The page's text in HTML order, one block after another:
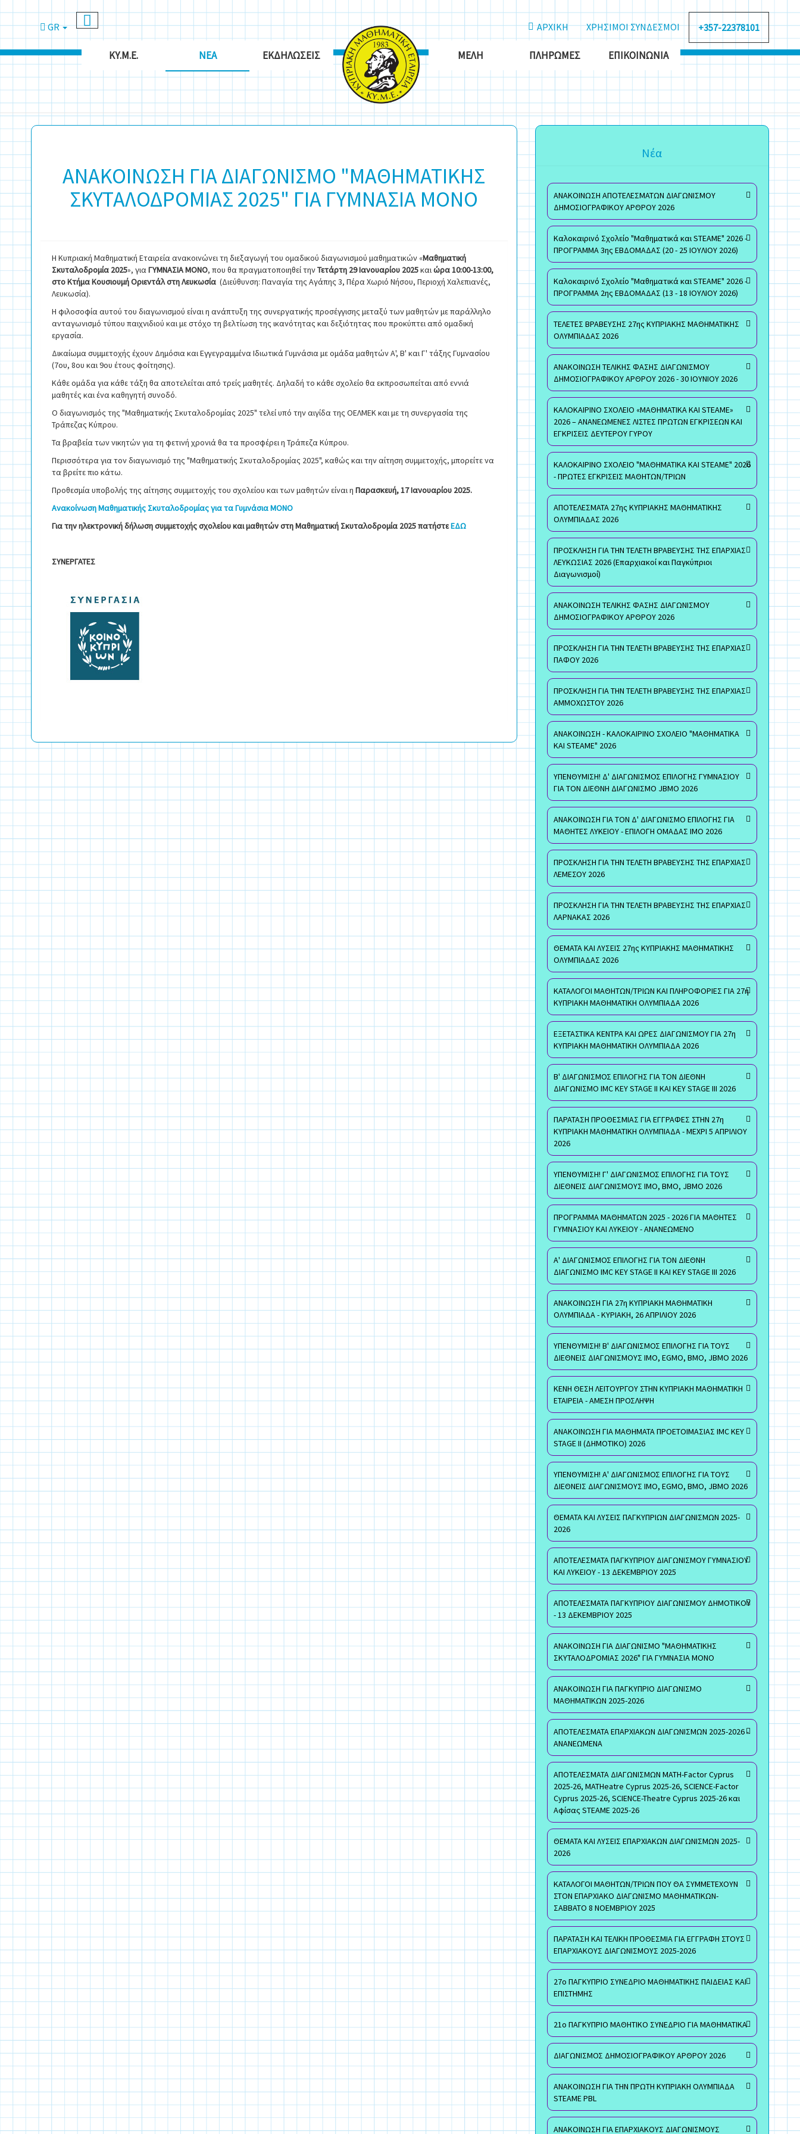
ΑΡΧΙΚΗ ΧΡΗΣΙΜΟΙ ΣΥΝΔΕΣΜΟΙ +357-22378101
GR
ΚΥ.Μ.Ε. ΝΈΑ ΕΚΔΗΛΏΣΕΙΣ ΜΈΛΗ ΠΛΗΡΩΜΈΣ ΕΠΙΚΟΙΝΩΝΊΑ
ΑΝΑΚΟΙΝΩΣΗ ΓΙΑ ΔΙΑΓΩΝΙΣΜΟ "ΜΑΘΗΜΑΤΙΚΗΣ
ΣΚΥΤΑΛΟΔΡΟΜΙΑΣ 2025" ΓΙΑ ΓΥΜΝΑΣΙΑ ΜΟΝΟ
H Κυπριακή Μαθηματική Εταιρεία ανακοινώνει τη διεξαγωγή του ομαδικού διαγωνισμού μαθηματικών «Μαθηματική
Σκυταλοδρομία 2025», για ΓΥΜΝΑΣΙΑ ΜΟΝΟ, που θα πραγματοποιηθεί τηνΤετάρτη 29 Ιανουαρίου 2025και ώρα 10:00-13:00,
στο Κτήμα Κουσιουμή Οριεντάλ στη Λευκωσία (Διεύθυνση: Παναγία της Αγάπης 3, Πέρα Χωριό Νήσου, Περιοχή Χαλεπιανές,
Λευκωσία).
Η φιλοσοφία αυτού του διαγωνισμού είναι η ανάπτυξη της συνεργατικής προσέγγισης μεταξύ των μαθητών με παράλληλο
ανταγωνισμό τύπου παιχνιδιού και με στόχο τη βελτίωση της ικανότητας και δεξιότητας που προκύπτει από ομαδική
εργασία.
Δικαίωμα συμμετοχής έχουν Δημόσια και Εγγεγραμμένα Ιδιωτικά Γυμνάσια με ομάδα μαθητών Α', Β' και Γ' τάξης Γυμνασίου
(7ου, 8ου και 9ου έτους φοίτησης).
Κάθε ομάδα για κάθε τάξη θα αποτελείται από τρείς μαθητές. Δηλαδή το κάθε σχολείο θα εκπροσωπείται από εννιά
μαθητές και ένα καθηγητή συνοδό.
Ο διαγωνισμός της "Μαθηματικής Σκυταλοδρομίας 2025" τελεί υπό την αιγίδα της ΟΕΛΜΕΚ και με τη συνεργασία της
Τράπεζας Κύπρου.
Τα βραβεία των νικητών για τη φετινή χρονιά θα τα προσφέρει η Τράπεζα Κύπρου.
Περισσότερα για τον διαγωνισμό της "Μαθηματικής Σκυταλοδρομίας 2025", καθώς και την αίτηση συμμετοχής, μπορείτε να
τα βρείτε πιο κάτω.
Προθεσμία υποβολής της αίτησης συμμετοχής του σχολείου και των μαθητών είναι η Παρασκευή, 17 Ιανουαρίου 2025.
Ανακοίνωση Μαθηματικής Σκυταλοδρομίας για τα Γυμνάσια ΜΟΝΟ
Για την ηλεκτρονική δήλωση συμμετοχής σχολείου και μαθητών στη Μαθηματική Σκυταλοδρομία 2025 πατήστεΕΔΩ
ΣΥΝΕΡΓΑΤΕΣ
Νέα
ΑΝΑΚΟΙΝΩΣΗ ΑΠΟΤΕΛΕΣΜΑΤΩΝ ΔΙΑΓΩΝΙΣΜΟΥ
ΔΗΜΟΣΙΟΓΡΑΦΙΚΟΥ ΑΡΘΡΟΥ 2026
Καλοκαιρινό Σχολείο "Μαθηματικά και STEAME" 2026 -
ΠΡΟΓΡΑΜΜΑ 3ης ΕΒΔΟΜΑΔΑΣ (20 - 25 ΙΟΥΛΙΟΥ 2026)
Καλοκαιρινό Σχολείο "Μαθηματικά και STEAME" 2026 -
ΠΡΟΓΡΑΜΜΑ 2ης ΕΒΔΟΜΑΔΑΣ (13 - 18 ΙΟΥΛΙΟΥ 2026)
ΤΕΛΕΤΕΣ ΒΡΑΒΕΥΣΗΣ 27ης ΚΥΠΡΙΑΚΗΣ ΜΑΘΗΜΑΤΙΚΗΣ
ΟΛΥΜΠΙΑΔΑΣ 2026
ΑΝΑΚΟΙΝΩΣΗ ΤΕΛΙΚΗΣ ΦΑΣΗΣ ΔΙΑΓΩΝΙΣΜΟΥ
ΔΗΜΟΣΙΟΓΡΑΦΙΚΟΥ ΑΡΘΡΟΥ 2026 - 30 ΙΟΥΝΙΟΥ 2026
ΚΑΛΟΚΑΙΡΙΝΟ ΣΧΟΛΕΙΟ «ΜΑΘΗΜΑΤΙΚΑ ΚΑΙ STEAME»
2026 – ΑΝΑΝΕΩΜΕΝΕΣ ΛΙΣΤΕΣ ΠΡΩΤΩΝ ΕΓΚΡΙΣΕΩΝ ΚΑΙ
ΕΓΚΡΙΣΕΙΣ ΔΕΥΤΕΡΟΥ ΓΥΡΟΥ
ΚΑΛΟΚΑΙΡΙΝΟ ΣΧΟΛΕΙΟ "ΜΑΘΗΜΑΤΙΚΑ ΚΑΙ STEAME" 2026
- ΠΡΩΤΕΣ ΕΓΚΡΙΣΕΙΣ ΜΑΘΗΤΩΝ/ΤΡΙΩΝ
ΑΠΟΤΕΛΕΣΜΑΤΑ 27ης ΚΥΠΡΙΑΚΗΣ ΜΑΘΗΜΑΤΙΚΗΣ
ΟΛΥΜΠΙΑΔΑΣ 2026
ΠΡΟΣΚΛΗΣΗ ΓΙΑ ΤΗΝ ΤΕΛΕΤΗ ΒΡΑΒΕΥΣΗΣ ΤΗΣ ΕΠΑΡΧΙΑΣ
ΛΕΥΚΩΣΙΑΣ 2026 (Επαρχιακοί και Παγκύπριοι
Διαγωνισμοί)
ΑΝΑΚΟΙΝΩΣΗ ΤΕΛΙΚΗΣ ΦΑΣΗΣ ΔΙΑΓΩΝΙΣΜΟΥ
ΔΗΜΟΣΙΟΓΡΑΦΙΚΟΥ ΑΡΘΡΟΥ 2026
ΠΡΟΣΚΛΗΣΗ ΓΙΑ ΤΗΝ ΤΕΛΕΤΗ ΒΡΑΒΕΥΣΗΣ ΤΗΣ ΕΠΑΡΧΙΑΣ
ΠΑΦΟΥ 2026
ΠΡΟΣΚΛΗΣΗ ΓΙΑ ΤΗΝ ΤΕΛΕΤΗ ΒΡΑΒΕΥΣΗΣ ΤΗΣ ΕΠΑΡΧΙΑΣ
ΑΜΜΟΧΩΣΤΟΥ 2026
ΑΝΑΚΟΙΝΩΣΗ - ΚΑΛΟΚΑΙΡΙΝΟ ΣΧΟΛΕΙΟ "ΜΑΘΗΜΑΤΙΚΑ
ΚΑΙ STEAME" 2026
ΥΠΕΝΘΥΜΙΣΗ! Δ' ΔΙΑΓΩΝΙΣΜΟΣ ΕΠΙΛΟΓΗΣ ΓΥΜΝΑΣΙΟΥ
ΓΙΑ ΤΟΝ ΔΙΕΘΝΗ ΔΙΑΓΩΝΙΣΜΟ JBMO 2026
ΑΝΑΚΟΙΝΩΣΗ ΓΙΑ ΤΟΝ Δ' ΔΙΑΓΩΝΙΣΜΟ ΕΠΙΛΟΓΗΣ ΓΙΑ
ΜΑΘΗΤΕΣ ΛΥΚΕΙΟΥ - ΕΠΙΛΟΓΗ ΟΜΑΔΑΣ ΙΜΟ 2026
ΠΡΟΣΚΛΗΣΗ ΓΙΑ ΤΗΝ ΤΕΛΕΤΗ ΒΡΑΒΕΥΣΗΣ ΤΗΣ ΕΠΑΡΧΙΑΣ
ΛΕΜΕΣΟΥ 2026
ΠΡΟΣΚΛΗΣΗ ΓΙΑ ΤΗΝ ΤΕΛΕΤΗ ΒΡΑΒΕΥΣΗΣ ΤΗΣ ΕΠΑΡΧΙΑΣ
ΛΑΡΝΑΚΑΣ 2026
ΘΕΜΑΤΑ ΚΑΙ ΛΥΣΕΙΣ 27ης ΚΥΠΡΙΑΚΗΣ ΜΑΘΗΜΑΤΙΚΗΣ
ΟΛΥΜΠΙΑΔΑΣ 2026
ΚΑΤΑΛΟΓΟΙ ΜΑΘΗΤΩΝ/ΤΡΙΩΝ ΚΑΙ ΠΛΗΡΟΦΟΡΙΕΣ ΓΙΑ 27η
ΚΥΠΡΙΑΚΗ ΜΑΘΗΜΑΤΙΚΗ ΟΛΥΜΠΙΑΔΑ 2026
ΕΞΕΤΑΣΤΙΚΑ ΚΕΝΤΡΑ ΚΑΙ ΩΡΕΣ ΔΙΑΓΩΝΙΣΜΟΥ ΓΙΑ 27η
ΚΥΠΡΙΑΚΗ ΜΑΘΗΜΑΤΙΚΗ ΟΛΥΜΠΙΑΔΑ 2026
Β' ΔΙΑΓΩΝΙΣΜΟΣ ΕΠΙΛΟΓΗΣ ΓΙΑ ΤΟΝ ΔΙΕΘΝΗ
ΔΙΑΓΩΝΙΣΜΟ IMC KEY STAGE II ΚΑΙ KEY STAGE III 2026
ΠΑΡΑΤΑΣΗ ΠΡΟΘΕΣΜΙΑΣ ΓΙΑ ΕΓΓΡΑΦΕΣ ΣΤΗΝ 27η
ΚΥΠΡΙΑΚΗ ΜΑΘΗΜΑΤΙΚΗ ΟΛΥΜΠΙΑΔΑ - ΜΕΧΡΙ 5 ΑΠΡΙΛΙΟΥ
2026
ΥΠΕΝΘΥΜΙΣΗ! Γ' ΔΙΑΓΩΝΙΣΜΟΣ ΕΠΙΛΟΓΗΣ ΓΙΑ ΤΟΥΣ
ΔΙΕΘΝΕΙΣ ΔΙΑΓΩΝΙΣΜΟΥΣ ΙΜΟ, ΒΜΟ, JBMO 2026
ΠΡΟΓΡΑΜΜΑ ΜΑΘΗΜΑΤΩΝ 2025 - 2026 ΓΙΑ ΜΑΘΗΤΕΣ
ΓΥΜΝΑΣΙΟΥ ΚΑΙ ΛΥΚΕΙΟΥ - ΑΝΑΝΕΩΜΕΝΟ
Α' ΔΙΑΓΩΝΙΣΜΟΣ ΕΠΙΛΟΓΗΣ ΓΙΑ ΤΟΝ ΔΙΕΘΝΗ
ΔΙΑΓΩΝΙΣΜΟ IMC KEY STAGE II ΚΑΙ KEY STAGE III 2026
ΑΝΑΚΟΙΝΩΣΗ ΓΙΑ 27η ΚΥΠΡΙΑΚΗ ΜΑΘΗΜΑΤΙΚΗ
ΟΛΥΜΠΙΑΔΑ - ΚΥΡΙΑΚΗ, 26 ΑΠΡΙΛΙΟΥ 2026
ΥΠΕΝΘΥΜΙΣΗ! Β' ΔΙΑΓΩΝΙΣΜΟΣ ΕΠΙΛΟΓΗΣ ΓΙΑ ΤΟΥΣ
ΔΙΕΘΝΕΙΣ ΔΙΑΓΩΝΙΣΜΟΥΣ ΙΜΟ, EGMO, ΒΜΟ, JBMO 2026
ΚΕΝΗ ΘΕΣΗ ΛΕΙΤΟΥΡΓΟΥ ΣΤΗΝ ΚΥΠΡΙΑΚΗ ΜΑΘΗΜΑΤΙΚΗ
ΕΤΑΙΡΕΙΑ - ΑΜΕΣΗ ΠΡΟΣΛΗΨΗ
ΑΝΑΚΟΙΝΩΣΗ ΓΙΑ ΜΑΘΗΜΑΤΑ ΠΡΟΕΤΟΙΜΑΣΙΑΣ IMC KEY
STAGE II (ΔΗΜΟΤΙΚΟ) 2026
ΥΠΕΝΘΥΜΙΣΗ! Α' ΔΙΑΓΩΝΙΣΜΟΣ ΕΠΙΛΟΓΗΣ ΓΙΑ ΤΟΥΣ
ΔΙΕΘΝΕΙΣ ΔΙΑΓΩΝΙΣΜΟΥΣ ΙΜΟ, EGMO, ΒΜΟ, JBMO 2026
ΘΕΜΑΤΑ ΚΑΙ ΛΥΣΕΙΣ ΠΑΓΚΥΠΡΙΩΝ ΔΙΑΓΩΝΙΣΜΩΝ 2025-
2026
ΑΠΟΤΕΛΕΣΜΑΤΑ ΠΑΓΚΥΠΡΙΟΥ ΔΙΑΓΩΝΙΣΜΟΥ ΓΥΜΝΑΣΙΟΥ
ΚΑΙ ΛΥΚΕΙΟΥ - 13 ΔΕΚΕΜΒΡΙΟΥ 2025
ΑΠΟΤΕΛΕΣΜΑΤΑ ΠΑΓΚΥΠΡΙΟΥ ΔΙΑΓΩΝΙΣΜΟΥ ΔΗΜΟΤΙΚΟΥ
- 13 ΔΕΚΕΜΒΡΙΟΥ 2025
ΑΝΑΚΟΙΝΩΣΗ ΓΙΑ ΔΙΑΓΩΝΙΣΜΟ "ΜΑΘΗΜΑΤΙΚΗΣ
ΣΚΥΤΑΛΟΔΡΟΜΙΑΣ 2026" ΓΙΑ ΓΥΜΝΑΣΙΑ ΜΟΝΟ
ΑΝΑΚΟΙΝΩΣΗ ΓΙΑ ΠΑΓΚΥΠΡΙΟ ΔΙΑΓΩΝΙΣΜΟ
ΜΑΘΗΜΑΤΙΚΩΝ 2025-2026
ΑΠΟΤΕΛΕΣΜΑΤΑ ΕΠΑΡΧΙΑΚΩΝ ΔΙΑΓΩΝΙΣΜΩΝ 2025-2026 -
ΑΝΑΝΕΩΜΕΝΑ
ΑΠΟΤΕΛΕΣΜΑΤΑ ΔΙΑΓΩΝΙΣΜΩΝ MATH-Factor Cyprus
2025-26, MATHeatre Cyprus 2025-26, SCIENCE-Factor
Cyprus 2025-26, SCIENCE-Theatre Cyprus 2025-26 και
Αφίσας STEAME 2025-26
ΘΕΜΑΤΑ ΚΑΙ ΛΥΣΕΙΣ ΕΠΑΡΧΙΑΚΩΝ ΔΙΑΓΩΝΙΣΜΩΝ 2025-
2026
ΚΑΤΑΛΟΓΟΙ ΜΑΘΗΤΩΝ/ΤΡΙΩΝ ΠΟΥ ΘΑ ΣΥΜΜΕΤΕΧΟΥΝ
ΣΤΟΝ ΕΠΑΡΧΙΑΚΟ ΔΙΑΓΩΝΙΣΜΟ ΜΑΘΗΜΑΤΙΚΩΝ-
ΣΑΒΒΑΤΟ 8 ΝΟΕΜΒΡΙΟΥ 2025
ΠΑΡΑΤΑΣΗ ΚΑΙ ΤΕΛΙΚΗ ΠΡΟΘΕΣΜΙΑ ΓΙΑ ΕΓΓΡΑΦΗ ΣΤΟΥΣ
ΕΠΑΡΧΙΑΚΟΥΣ ΔΙΑΓΩΝΙΣΜΟΥΣ 2025-2026
27ο ΠΑΓΚΥΠΡΙΟ ΣΥΝΕΔΡΙΟ ΜΑΘΗΜΑΤΙΚΗΣ ΠΑΙΔΕΙΑΣ ΚΑΙ
ΕΠΙΣΤΗΜΗΣ
21ο ΠΑΓΚΥΠΡΙΟ ΜΑΘΗΤΙΚΟ ΣΥΝΕΔΡΙΟ ΓΙΑ ΜΑΘΗΜΑΤΙΚΑ
ΔΙΑΓΩΝΙΣΜΟΣ ΔΗΜΟΣΙΟΓΡΑΦΙΚΟΥ ΑΡΘΡΟΥ 2026
ΑΝΑΚΟΙΝΩΣΗ ΓΙΑ ΤΗΝ ΠΡΩΤΗ ΚΥΠΡΙΑΚΗ ΟΛΥΜΠΙΑΔΑ
STEAME PBL
ΑΝΑΚΟΙΝΩΣΗ ΓΙΑ ΕΠΑΡΧΙΑΚΟΥΣ ΔΙΑΓΩΝΙΣΜΟΥΣ